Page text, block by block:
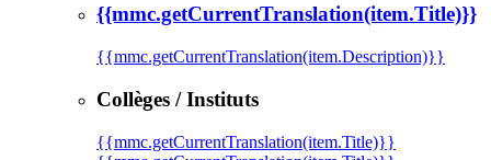
{{mmc.getCurrentTranslation(item.Title)}}
{{mmc.getCurrentTranslation(item.Description)}}
Collèges / Instituts
{{mmc.getCurrentTranslation(item.Title)}}